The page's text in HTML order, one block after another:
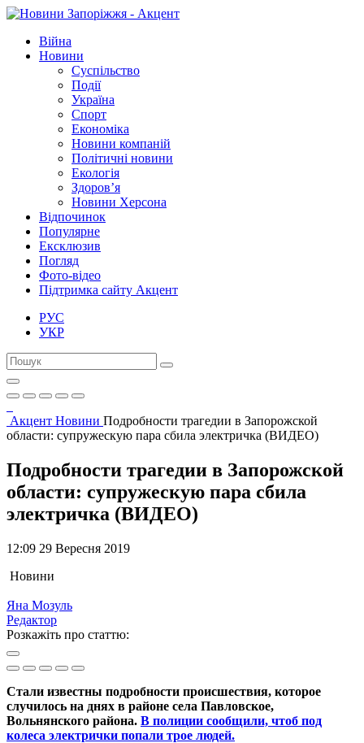
Війна
Новини
Суспільство
Події
Україна
Спорт
Економіка
Новини компаній
Політичні новини
Екологія
Здоров’я
Новини Херсона
Відпочинок
Популярне
Ексклюзив
Погляд
Фото-відео
Підтримка сайту Акцент
РУС
УКР
Акцент Новини Подробности трагедии в Запорожской
области: супружескую пара сбила электричка (ВИДЕО)
Подробности трагедии в Запорожской
области: супружескую пара сбила
электричка (ВИДЕО)
12:09 29 Вересня 2019
Новини
Яна Мозуль
Редактор
Розкажіть про статтю:
Стали известны подробности происшествия, которое
случилось на днях в районе села Павловское,
Вольнянского района. В полиции сообщили, чтоб под
колеса электрички попали трое людей.